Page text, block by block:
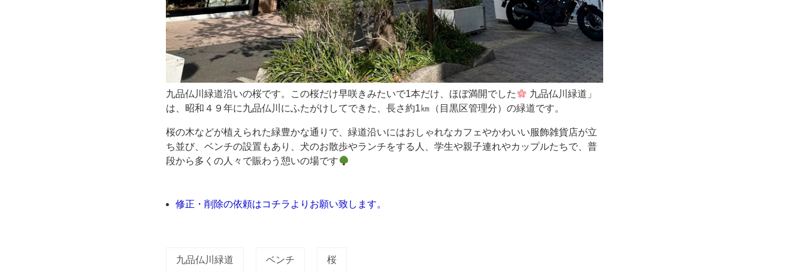
き
み
た
い
で
本
け、
九品仏川緑道沿いの桜です。この桜だけ早咲きみたいで1本だけ、ほぼ満開でした
九品仏川緑道」
は、昭和４９年に九品仏川にふたがけしてできた、長さ約1㎞（目黒区管理分）の緑道です。
桜の木などが植えられた緑豊かな通りで、緑道沿いにはおしゃれなカフェやかわいい服飾雑貨店が立
ち並び、ベンチの設置もあり、犬のお散歩やランチをする人、学生や親子連れやカップルたちで、普
段から多くの人々で賑わう憩いの場です
修正・削除の依頼はコチラよりお願い致します。
九品仏川緑道 ベンチ 桜